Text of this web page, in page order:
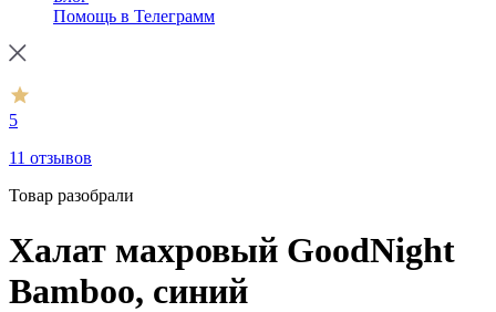
Помощь в Телеграмм
5
11 отзывов
Товар разобрали
Халат махровый GoodNight
Bamboo, синий